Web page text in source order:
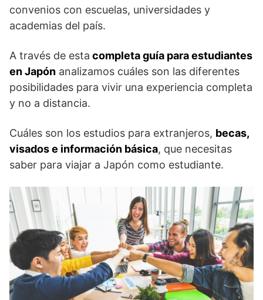
convenios con escuelas, universidades y
academias del país.
A través de esta completa guía para estudiantes
en Japón analizamos cuáles son las diferentes
posibilidades para vivir una experiencia completa
y no a distancia.
Cuáles son los estudios para extranjeros, becas,
visados e información básica, que necesitas
saber para viajar a Japón como estudiante.